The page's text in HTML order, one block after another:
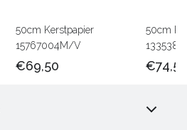
50cm Kerstpapier
15767004M/V
€69,50
50cm
€74,50